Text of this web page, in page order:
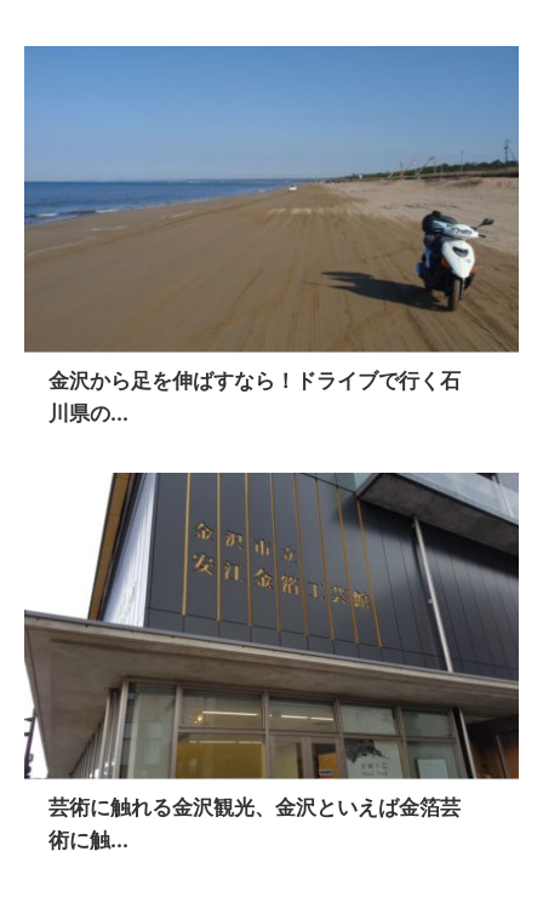
金沢から足を伸ばすなら！ドライブで行く石
川県の...
芸術に触れる金沢観光、金沢といえば金箔芸
術に触...